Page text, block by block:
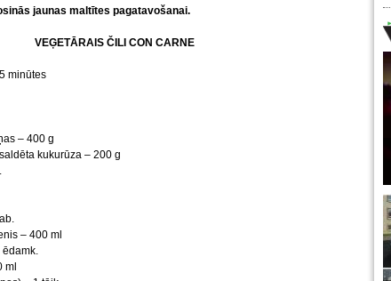
jaunas maltītes pagatavošanai.
VEĢETĀRAIS ČILI CON CARNE
minūtes
– 400 g
kukurūza – 200 g
– 400 ml
ēdamk.
ml